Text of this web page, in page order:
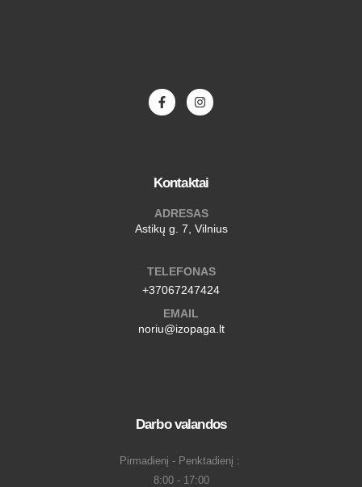
Kontaktai
ADRESAS
Astikų g. 7, Vilnius
TELEFONAS
+37067247424
EMAIL
noriu@izopaga.lt
Darbo valandos
Pirmadienį - Penktadienį :
8:00 - 17:00